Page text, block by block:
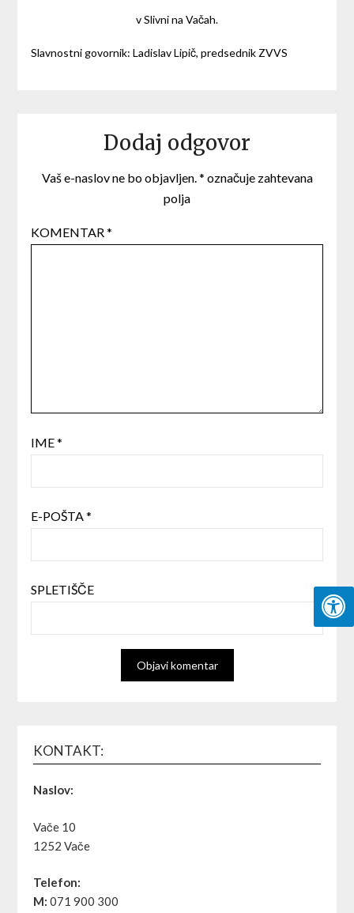
v Slivni na Vačah.
Slavnostni govornik: Ladislav Lipič, predsednik ZVVS
Dodaj odgovor
Vaš e-naslov ne bo objavljen.* označuje zahtevana
polja
KOMENTAR*
IME*
E-POŠTA*
SPLETIŠČE
KONTAKT:
Naslov:
Vače 10
1252 Vače
Telefon:
M: 071 900 300